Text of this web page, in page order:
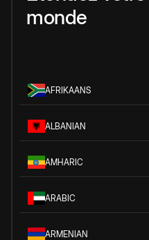
monde
AFRIKAANS
ALBANIAN
AMHARIC
ARABIC
ARMENIAN